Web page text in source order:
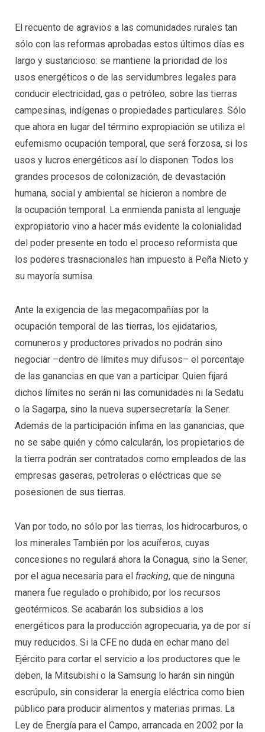
El recuento de agravios a las comunidades rurales tan
sólo con las reformas aprobadas estos últimos días es
largo y sustancioso: se mantiene la prioridad de los
usos energéticos o de las servidumbres legales para
conducir electricidad, gas o petróleo, sobre las tierras
campesinas, indígenas o propiedades particulares. Sólo
que ahora en lugar del término expropiación se utiliza el
eufemismo ocupación temporal, que será forzosa, si los
usos y lucros energéticos así lo disponen. Todos los
grandes procesos de colonización, de devastación
humana, social y ambiental se hicieron a nombre de
la ocupación temporal. La enmienda panista al lenguaje
expropiatorio vino a hacer más evidente la colonialidad
del poder presente en todo el proceso reformista que
los poderes trasnacionales han impuesto a Peña Nieto y
su mayoría sumisa.
Ante la exigencia de las megacompañías por la
ocupación temporal de las tierras, los ejidatarios,
comuneros y productores privados no podrán sino
negociar –dentro de límites muy difusos– el porcentaje
de las ganancias en que van a participar. Quien fijará
dichos límites no serán ni las comunidades ni la Sedatu
o la Sagarpa, sino la nueva supersecretaría: la Sener.
Además de la participación ínfima en las ganancias, que
no se sabe quién y cómo calcularán, los propietarios de
la tierra podrán ser contratados como empleados de las
empresas gaseras, petroleras o eléctricas que se
posesionen de sus tierras.
Van por todo, no sólo por las tierras, los hidrocarburos, o
los minerales También por los acuíferos, cuyas
concesiones no regulará ahora la Conagua, sino la Sener;
por el agua necesaria para el fracking, que de ninguna
manera fue regulado o prohibido; por los recursos
geotérmicos. Se acabarán los subsidios a los
energéticos para la producción agropecuaria, ya de por sí
muy reducidos. Si la CFE no duda en echar mano del
Ejército para cortar el servicio a los productores que le
deben, la Mitsubishi o la Samsung lo harán sin ningún
escrúpulo, sin considerar la energía eléctrica como bien
público para producir alimentos y materias primas. La
Ley de Energía para el Campo, arrancada en 2002 por la